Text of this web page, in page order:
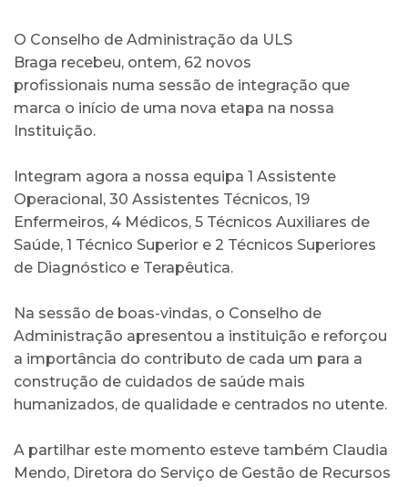
O Conselho de Administração da ULS
Braga recebeu, ontem, 62 novos
profissionais numa sessão de integração que
marca o início de uma nova etapa na nossa
Instituição.
Integram agora a nossa equipa 1 Assistente
Operacional, 30 Assistentes Técnicos, 19
Enfermeiros, 4 Médicos, 5 Técnicos Auxiliares de
Saúde, 1 Técnico Superior e 2 Técnicos Superiores
de Diagnóstico e Terapêutica.
Na sessão de boas-vindas, o Conselho de
Administração apresentou a instituição e reforçou
a importância do contributo de cada um para a
construção de cuidados de saúde mais
humanizados, de qualidade e centrados no utente.
A partilhar este momento esteve também Claudia
Mendo, Diretora do Serviço de Gestão de Recursos